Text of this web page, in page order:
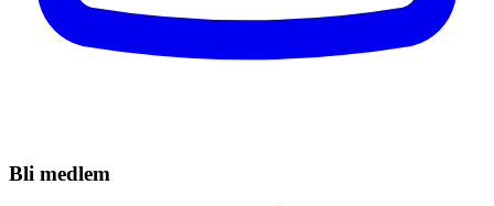
Bli medlem